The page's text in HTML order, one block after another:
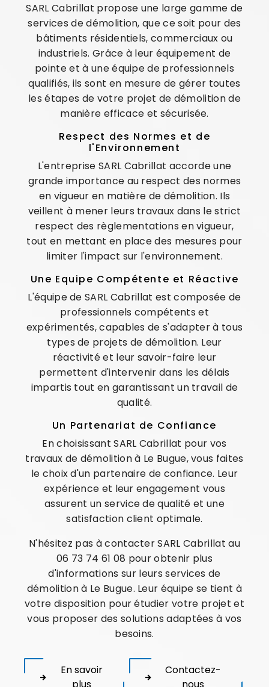
SARL Cabrillat propose une large gamme de
services de démolition, que ce soit pour des
bâtiments résidentiels, commerciaux ou
industriels. Grâce à leur équipement de
pointe et à une équipe de professionnels
qualifiés, ils sont en mesure de gérer toutes
les étapes de votre projet de démolition de
manière efficace et sécurisée.
Respect des Normes et de
l'Environnement
L'entreprise SARL Cabrillat accorde une
grande importance au respect des normes
en vigueur en matière de démolition. Ils
veillent à mener leurs travaux dans le strict
respect des règlementations en vigueur,
tout en mettant en place des mesures pour
limiter l'impact sur l'environnement.
Une Equipe Compétente et Réactive
L'équipe de SARL Cabrillat est composée de
professionnels compétents et
expérimentés, capables de s'adapter à tous
types de projets de démolition. Leur
réactivité et leur savoir-faire leur
permettent d'intervenir dans les délais
impartis tout en garantissant un travail de
qualité.
Un Partenariat de Confiance
En choisissant SARL Cabrillat pour vos
travaux de démolition à Le Bugue, vous faites
le choix d'un partenaire de confiance. Leur
expérience et leur engagement vous
assurent un service de qualité et une
satisfaction client optimale.
N'hésitez pas à contacter SARL Cabrillat au
06 73 74 61 08 pour obtenir plus
d'informations sur leurs services de
démolition à Le Bugue. Leur équipe se tient à
votre disposition pour étudier votre projet et
vous proposer des solutions adaptées à vos
besoins.
En savoir
plus
Contactez-
nous